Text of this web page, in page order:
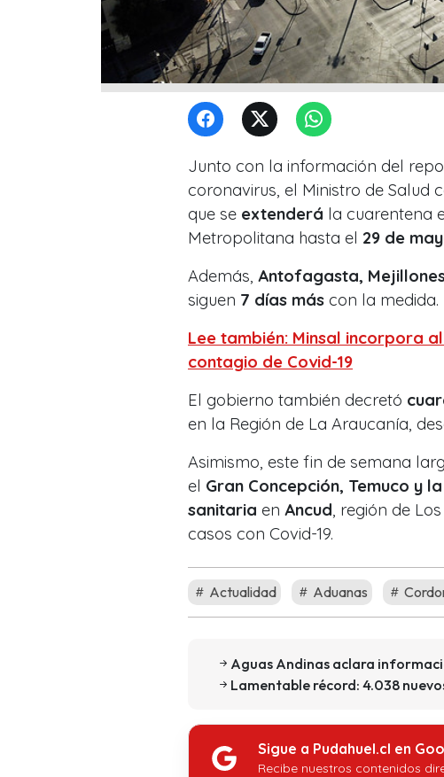
Junto con la información del
coronavirus, el Ministro de Salud
que se extenderá la cuarentena
Metropolitana hasta el 29 de
Además, Antofagasta,
siguen 7 días más con la medida.
Lee también: Minsal incorpora
contagio de Covid-19
El gobierno también decretó
en la Región de La Araucanía,
Asimismo, este fin de semana
el Gran Concepción, Temuco y la
sanitaria en Ancud, región de
casos con Covid-19.
Actualidad Aduanas
Aguas Andinas aclara
Lamentable récord: 4.038
Sigue a Pudahuel.cl en
Recibe nuestros contenidos